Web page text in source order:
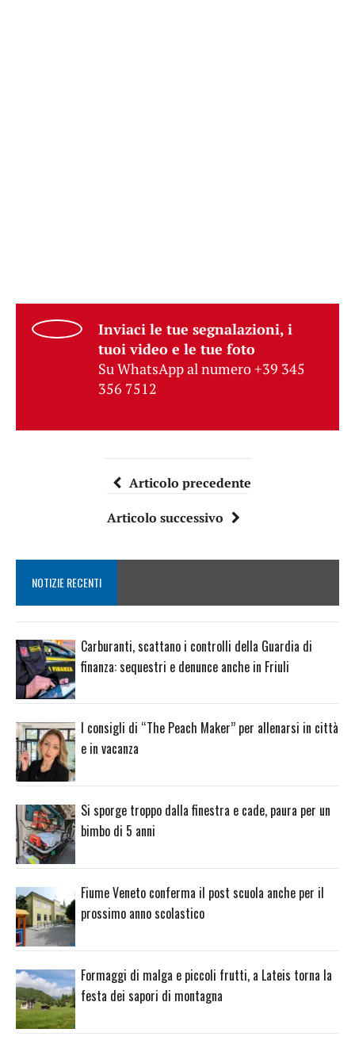
Inviaci le tue segnalazioni, i
tuoi video e le tue foto
Su WhatsApp al numero +39 345
356 7512
Articolo precedente
Articolo successivo
NOTIZIE RECENTI
Carburanti, scattano i controlli della Guardia di
finanza: sequestri e denunce anche in Friuli
I consigli di “The Peach Maker” per allenarsi in città
e in vacanza
Si sporge troppo dalla finestra e cade, paura per un
bimbo di 5 anni
Fiume Veneto conferma il post scuola anche per il
prossimo anno scolastico
Formaggi di malga e piccoli frutti, a Lateis torna la
festa dei sapori di montagna